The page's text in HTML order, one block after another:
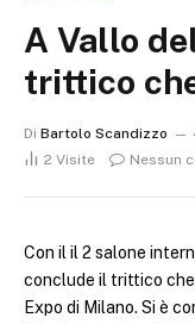
A Vallo
trittico
Di Bartolo Scandizzo
2 Visite Nessun
Con il il 2 salone
conclude il trittico
Expo di Milano. Si è